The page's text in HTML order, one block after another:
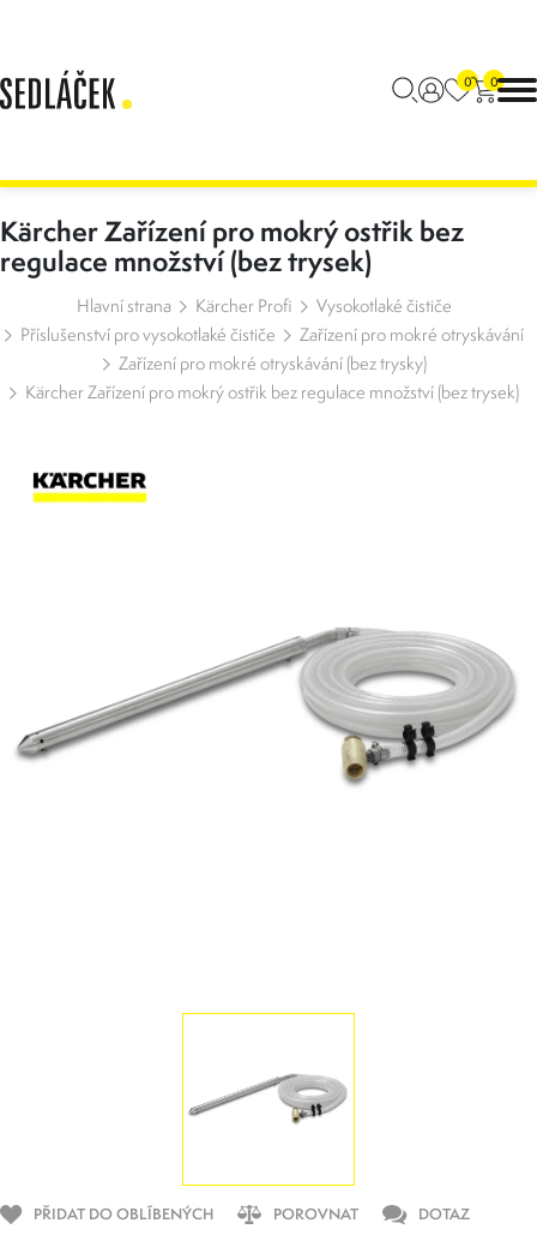
0 0
Kärcher Zařízení pro mokrý ostřik bez
regulace množství (bez trysek)
Hlavní strana Kärcher Profi
Vysokotlaké čističe
Příslušenství pro vysokotlaké čističe
Zařízení pro mokré otryskávání
Zařízení pro mokré otryskávání (bez trysky)
Kärcher Zařízení pro mokrý ostřik bez regulace množství (bez trysek)
PŘIDAT DO OBLÍBENÝCH POROVNAT DOTAZ